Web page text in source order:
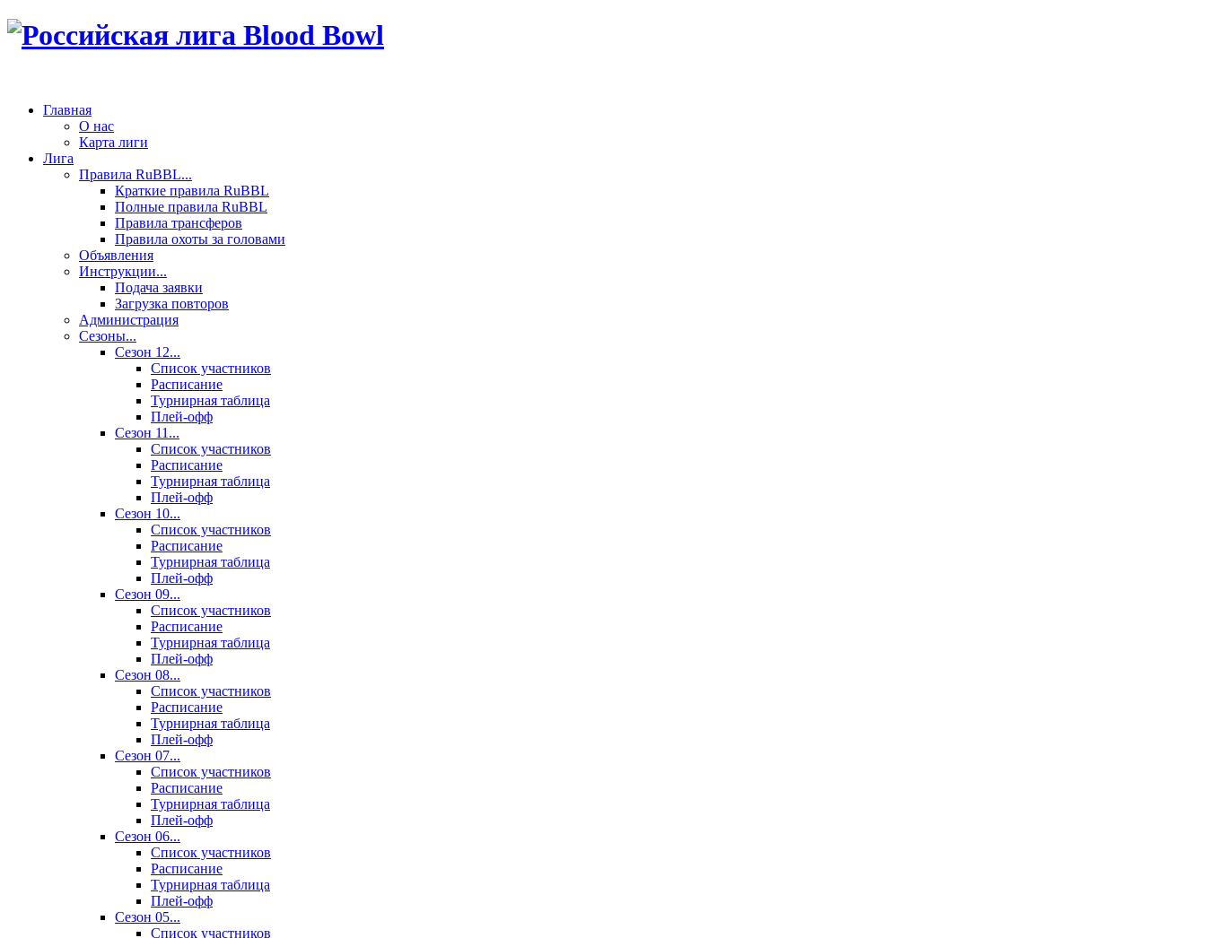
Главная
О нас
Карта лиги
Лига
Правила RuBBL...
Краткие правила RuBBL
Полные правила RuBBL
Правила трансферов
Правила охоты за головами
Объявления
Инструкции...
Подача заявки
Загрузка повторов
Администрация
Сезоны...
Сезон 12...
Список участников
Расписание
Турнирная таблица
Плей-офф
Сезон 11...
Список участников
Расписание
Турнирная таблица
Плей-офф
Сезон 10...
Список участников
Расписание
Турнирная таблица
Плей-офф
Сезон 09...
Список участников
Расписание
Турнирная таблица
Плей-офф
Сезон 08...
Список участников
Расписание
Турнирная таблица
Плей-офф
Сезон 07...
Список участников
Расписание
Турнирная таблица
Плей-офф
Сезон 06...
Список участников
Расписание
Турнирная таблица
Плей-офф
Сезон 05...
Список участников